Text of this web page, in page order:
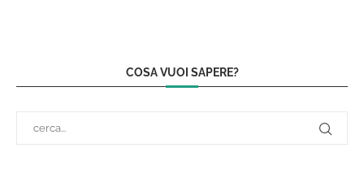
COSA VUOI SAPERE?